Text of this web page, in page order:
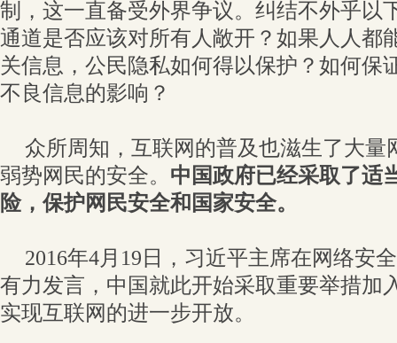
制，这一直备受外界争议。纠结不外乎以
通道是否应该对所有人敞开？如果人人都
关信息，公民隐私如何得以保护？如何保
不良信息的影响？
众所周知，互联网的普及也滋生了大量
弱势网民的安全。 中国政府已经采取了适
险，保护网民安全和国家安全。
2016年4月19日，习近平主席在网络安
有力发言，中国就此开始采取重要举措加
实现互联网的进一步开放。